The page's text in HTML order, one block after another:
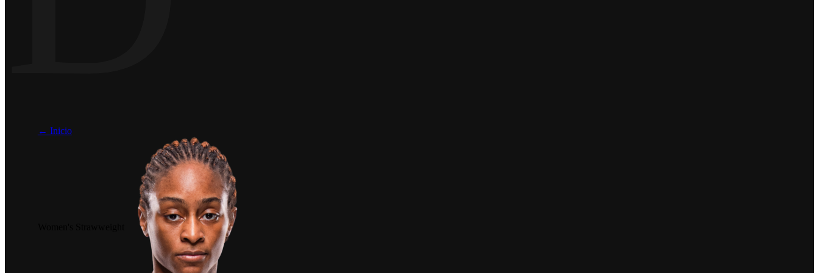
← Inicio